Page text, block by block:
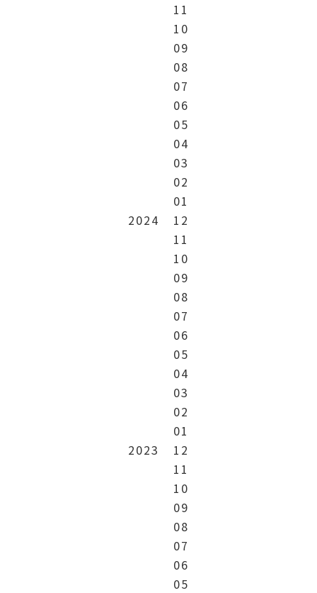
11
10
09
08
07
06
05
04
03
02
01
2024
12
11
10
09
08
07
06
05
04
03
02
01
2023
12
11
10
09
08
07
06
05